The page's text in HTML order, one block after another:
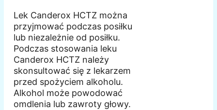
Lek Canderox HCTZ można
przyjmować podczas posiłku
lub niezależnie od posiłku.
Podczas stosowania leku
Canderox HCTZ należy
skonsultować się z lekarzem
przed spożyciem alkoholu.
Alkohol może powodować
omdlenia lub zawroty głowy.